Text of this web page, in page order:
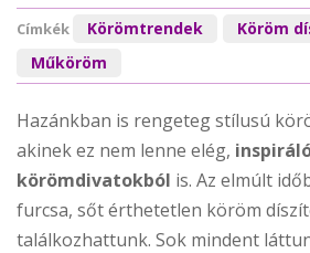
Címkék Körömtrendek
Köröm
Műköröm
Hazánkban is rengeteg stílusú
akinek ez nem lenne elég,
körömdivatokból is. Az elmúlt
furcsa, sőt érthetetlen köröm
találkozhattunk. Sok mindent